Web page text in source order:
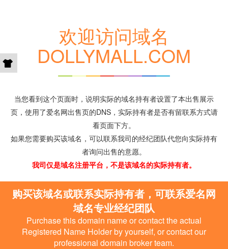
欢迎访问域名
DOLLYMALL.COM
当您看到这个页面时，说明实际的域名持有者设置了本出售展示
页，使用了爱名网出售页的DNS，实际持有者是否有留联系方式请
看页面下方。
如果您需要购买该域名，可以联系我司的经纪团队代您向实际持有
者询问出售的意愿。
我司仅是域名注册平台，不是该域名的实际持有者。
购买该域名或联系实际持有者，可联系爱名网
域名专业经纪团队
Purchase this domain name or contact the actual
Registered Name Holder by yourself, or contact our
professional domain broker team.